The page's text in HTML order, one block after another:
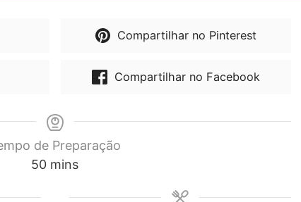
Compartilhar no Pinterest
Compartilhar no Facebook
de Preparação
50 mins